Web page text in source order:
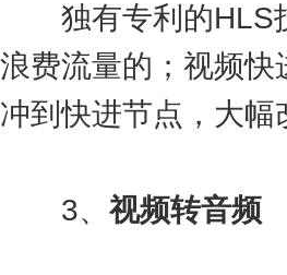
独有专利的HLS技
浪费流量的；视频
冲到快进节点，大
3、 视频转音频